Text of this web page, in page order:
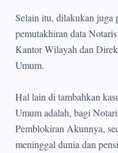
Selain itu, dilakukan juga
pemutakhiran data
Kantor Wilayah dan
Umum.
Hal lain di tambahkan
Umum adalah, bagi
Pemblokiran Akunnya,
meninggal dunia dan